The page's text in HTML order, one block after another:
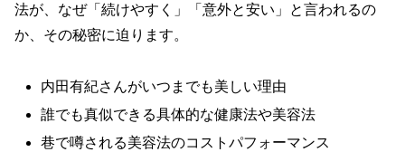
法が、なぜ「続けやすく」「意外と安い」と言われるの
か、その秘密に迫ります。
内田有紀さんがいつまでも美しい理由
誰でも真似できる具体的な健康法や美容法
巷で噂される美容法のコストパフォーマンス